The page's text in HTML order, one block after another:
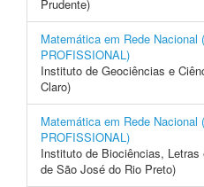
Prudente)
Matemática em Rede Nacional
PROFISSIONAL)
Instituto de Geociências e
Claro)
Matemática em Rede Nacional
PROFISSIONAL)
Instituto de Biociências,
de São José do Rio Preto)